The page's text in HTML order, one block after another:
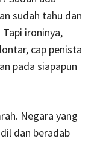
sudah tahu dan
ironinya,
cap penista
pada siapapun
Negara yang
dan beradab